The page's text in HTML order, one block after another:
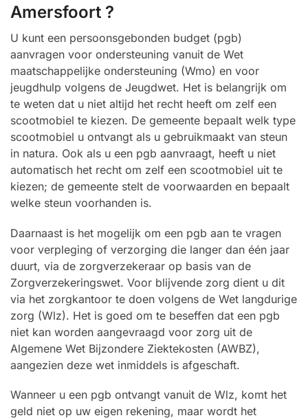
Amersfoort ?
U kunt een persoonsgebonden budget (pgb)
aanvragen voor ondersteuning vanuit de Wet
maatschappelijke ondersteuning (Wmo) en voor
jeugdhulp volgens de Jeugdwet. Het is belangrijk om
te weten dat u niet altijd het recht heeft om zelf een
scootmobiel te kiezen. De gemeente bepaalt welk type
scootmobiel u ontvangt als u gebruikmaakt van steun
in natura. Ook als u een pgb aanvraagt, heeft u niet
automatisch het recht om zelf een scootmobiel uit te
kiezen; de gemeente stelt de voorwaarden en bepaalt
welke steun voorhanden is.
Daarnaast is het mogelijk om een pgb aan te vragen
voor verpleging of verzorging die langer dan één jaar
duurt, via de zorgverzekeraar op basis van de
Zorgverzekeringswet. Voor blijvende zorg dient u dit
via het zorgkantoor te doen volgens de Wet langdurige
zorg (Wlz). Het is goed om te beseffen dat een pgb
niet kan worden aangevraagd voor zorg uit de
Algemene Wet Bijzondere Ziektekosten (AWBZ),
aangezien deze wet inmiddels is afgeschaft.
Wanneer u een pgb ontvangt vanuit de Wlz, komt het
geld niet op uw eigen rekening, maar wordt het